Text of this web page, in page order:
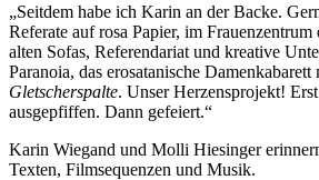
„Seitdem habe ich Karin an der Backe.
Referate auf rosa Papier, im
alten Sofas, Referendariat und kreative
Paranoia, das erosatanische
Gletscherspalte. Unser Herzensprojekt!
ausgepfiffen. Dann gefeiert.“
Karin Wiegand und Molli Hiesinger
Texten, Filmsequenzen und Musik.